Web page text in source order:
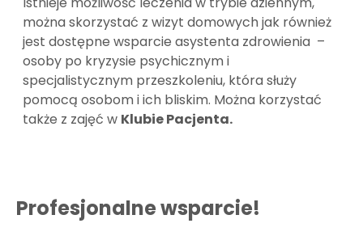
można skorzystać z wizyt domowych jak również
jest dostępne wsparcie asystenta zdrowienia –
osoby po kryzysie psychicznym i
specjalistycznym przeszkoleniu, która służy
pomocą osobom i ich bliskim. Można korzystać
także z zajęć w Klubie Pacjenta.
Profesjonalne wsparcie!